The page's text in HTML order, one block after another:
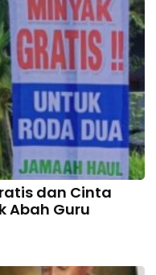
dan Cinta
Abah Guru